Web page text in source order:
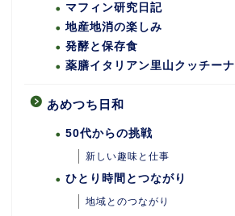
マフィン研究日記
地産地消の楽しみ
発酵と保存食
薬膳イタリアン里山クッチーナ
あめつち日和
50代からの挑戦
新しい趣味と仕事
ひとり時間とつながり
地域とのつながり